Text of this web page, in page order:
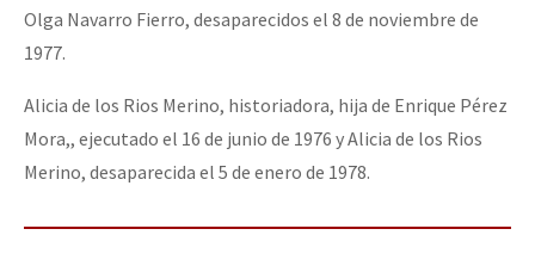
Olga Navarro Fierro, desaparecidos el 8 de noviembre de
1977.
Alicia de los Rios Merino, historiadora, hija de Enrique Pérez
Mora,, ejecutado el 16 de junio de 1976 y Alicia de los Rios
Merino, desaparecida el 5 de enero de 1978.